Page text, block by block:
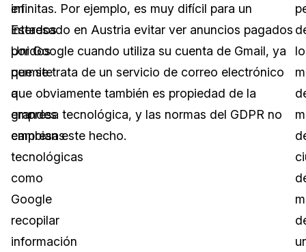
en
Estados
Unidos
permite
a
grandes
empresas
tecnológicas
como
Google
recopilar
información
infinitas. Por ejemplo, es muy difícil para un
interesado en Austria evitar ver anuncios pagados
por Google cuando utiliza su cuenta de Gmail, ya
que se trata de un servicio de correo electrónico
que obviamente también es propiedad de la
empresa tecnológica, y las normas del GDPR no
cambian este hecho.